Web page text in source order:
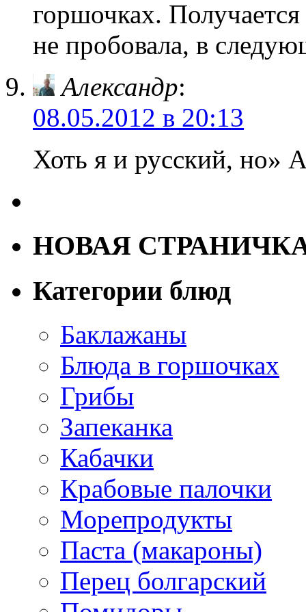
горшочках.
не пробовала, в
Александр:
08.05.2012 в 20:13
Хоть я и русский, но»
НОВАЯ
Категории блюд
Баклажаны
Блюда в горшочках
Грибы
Запеканка
Кабачки
Крабовые палочки
Морепродукты
Паста (макароны)
Перец болгарский